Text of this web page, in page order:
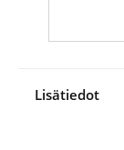
Lisätiedot